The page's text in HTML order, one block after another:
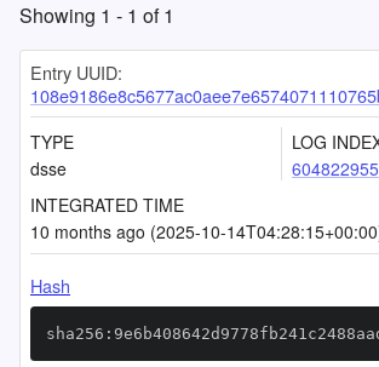
Showing 1 - 1 of1
Entry UUID:
TYPE
dsse
LOG
604822955
INTEGRATED TIME
10 months ago (2025-10-
Hash